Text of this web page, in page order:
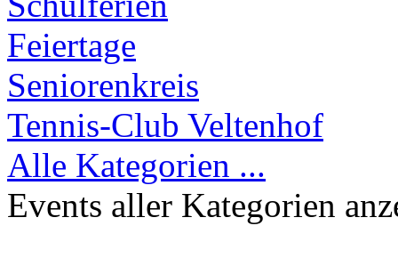
Feiertage
Seniorenkreis
Tennis-Club Veltenhof
Alle Kategorien ...
Events aller Kategorien